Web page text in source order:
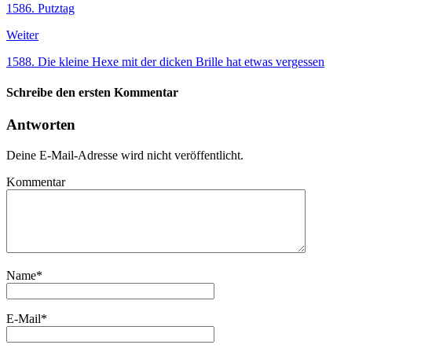
1586. Putztag
Weiter
1588. Die kleine Hexe mit der dicken Brille hat etwas vergessen
Schreibe den ersten Kommentar
Antworten
Deine E-Mail-Adresse wird nicht veröffentlicht.
Kommentar
Name*
E-Mail*